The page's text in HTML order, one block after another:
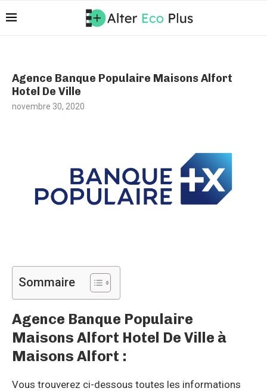
Agence Banque Populaire Maisons Alfort
Hotel De Ville
novembre 30, 2020
Sommaire
Agence Banque Populaire
Maisons Alfort Hotel De Ville à
Maisons Alfort :
Vous trouverez ci-dessous toutes les informations